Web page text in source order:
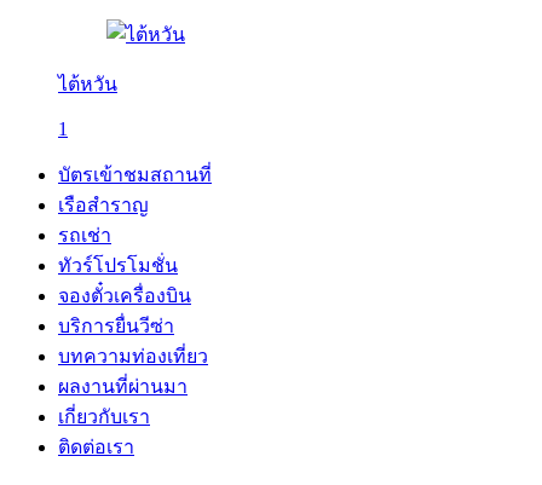
ไต้หวัน
1
บัตรเข้าชมสถานที่
เรือสำราญ
รถเช่า
ทัวร์โปรโมชั่น
จองตั๋วเครื่องบิน
บริการยื่นวีซ่า
บทความท่องเที่ยว
ผลงานที่ผ่านมา
เกี่ยวกับเรา
ติดต่อเรา